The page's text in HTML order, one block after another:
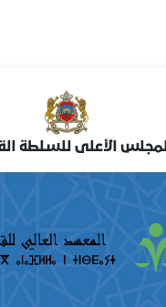
المجلس الأعلى للسلطة